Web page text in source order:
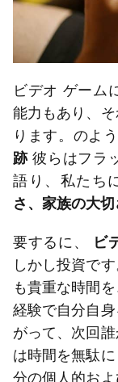
ビデオ ゲーム
能力もあり、
ります。のよ
跡彼らはフラ
語り、私たち
さ、家族の大切
要するに、
ビ
しかし投資で
も貴重な時間
経験で自分自
がって、次回
は時間を無駄
分の個人的お